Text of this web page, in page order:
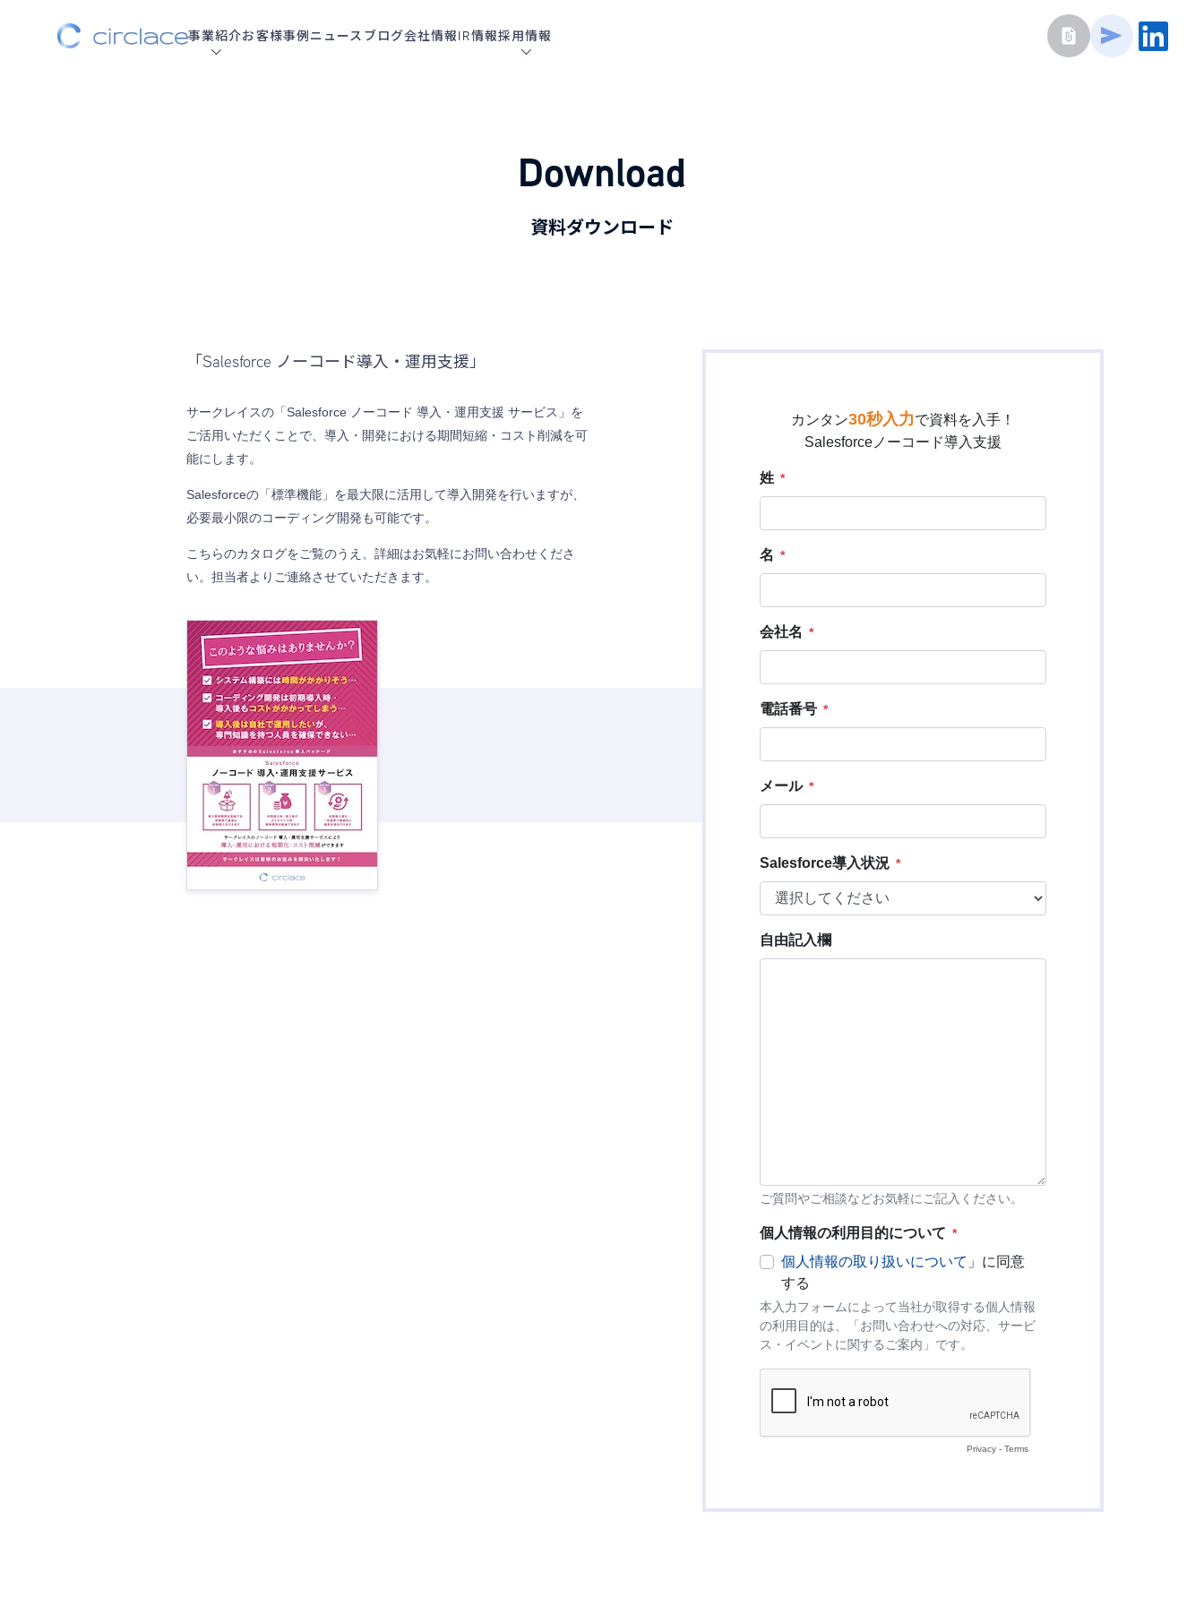
事業紹介お客様事例ニュース ブログ会社情報IR情報採用情報
Download
資料ダウンロード
「Salesforce ノーコード導入・運用支援」
サークレイスの「Salesforce ノーコード 導入・運用支援 サービス」を
ご活用いただくことで、導入・開発における期間短縮・コスト削減を可
能にします。
Salesforceの「標準機能」を最大限に活用して導入開発を行いますが、
必要最小限のコーディング開発も可能です。
こちらのカタログをご覧のうえ、詳細はお気軽にお問い合わせくださ
い。 担当者よりご連絡させていただきます。